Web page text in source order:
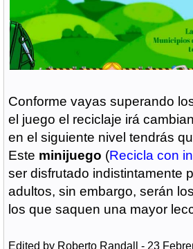
Conforme vayas superando
el juego el reciclaje irá
en el siguiente nivel tendrás
Este minijuego (Recicla con
ser disfrutado indistintamente
adultos, sin embargo, serán
los que saquen una mayor
Edited by Roberto Randall - 23